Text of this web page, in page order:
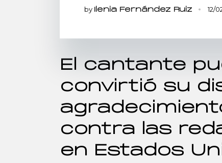
by Ilenia Fernández Ruiz 12/
El cantante
convirtió su
contra las
en Estados